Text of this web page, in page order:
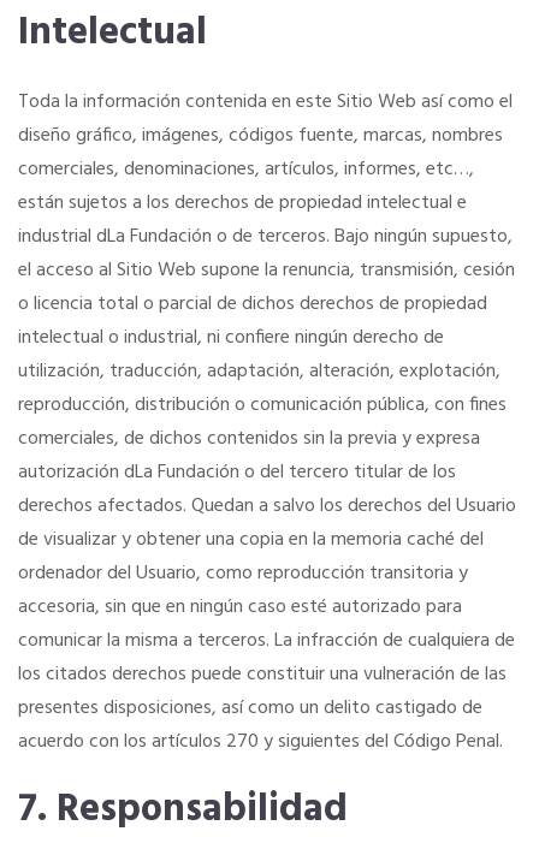
Intelectual
Toda la información contenida en este Sitio Web así como el
diseño gráfico, imágenes, códigos fuente, marcas, nombres
comerciales, denominaciones, artículos, informes, etc…,
están sujetos a los derechos de propiedad intelectual e
industrial dLa Fundación o de terceros. Bajo ningún supuesto,
el acceso al Sitio Web supone la renuncia, transmisión, cesión
o licencia total o parcial de dichos derechos de propiedad
intelectual o industrial, ni confiere ningún derecho de
utilización, traducción, adaptación, alteración, explotación,
reproducción, distribución o comunicación pública, con fines
comerciales, de dichos contenidos sin la previa y expresa
autorización dLa Fundación o del tercero titular de los
derechos afectados. Quedan a salvo los derechos del Usuario
de visualizar y obtener una copia en la memoria caché del
ordenador del Usuario, como reproducción transitoria y
accesoria, sin que en ningún caso esté autorizado para
comunicar la misma a terceros. La infracción de cualquiera de
los citados derechos puede constituir una vulneración de las
presentes disposiciones, así como un delito castigado de
acuerdo con los artículos 270 y siguientes del Código Penal.
7. Responsabilidad